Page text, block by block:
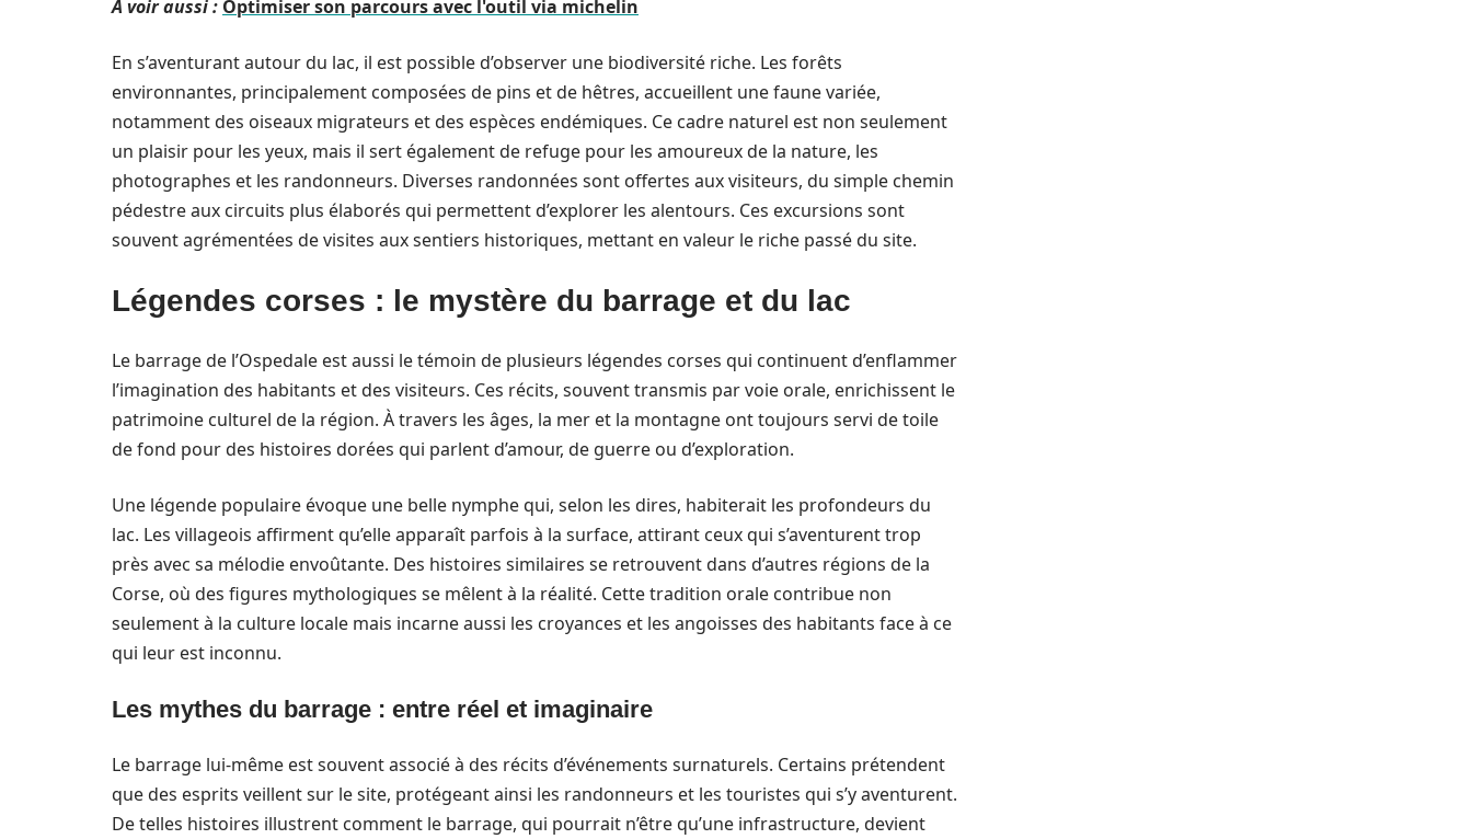
A voir aussi : Optimiser son parcours avec l'outil via michelin
En s’aventurant autour du lac, il est possible d’observer une biodiversité riche. Les forêts
environnantes, principalement composées de pins et de hêtres, accueillent une faune variée,
notamment des oiseaux migrateurs et des espèces endémiques. Ce cadre naturel est non seulement
un plaisir pour les yeux, mais il sert également de refuge pour les amoureux de la nature, les
photographes et les randonneurs. Diverses randonnées sont offertes aux visiteurs, du simple chemin
pédestre aux circuits plus élaborés qui permettent d’explorer les alentours. Ces excursions sont
souvent agrémentées de visites aux sentiers historiques, mettant en valeur le riche passé du site.
Légendes corses : le mystère du barrage et du lac
Le barrage de l’Ospedale est aussi le témoin de plusieurs légendes corses qui continuent d’enflammer
l’imagination des habitants et des visiteurs. Ces récits, souvent transmis par voie orale, enrichissent le
patrimoine culturel de la région. À travers les âges, la mer et la montagne ont toujours servi de toile
de fond pour des histoires dorées qui parlent d’amour, de guerre ou d’exploration.
Une légende populaire évoque une belle nymphe qui, selon les dires, habiterait les profondeurs du
lac. Les villageois affirment qu’elle apparaît parfois à la surface, attirant ceux qui s’aventurent trop
près avec sa mélodie envoûtante. Des histoires similaires se retrouvent dans d’autres régions de la
Corse, où des figures mythologiques se mêlent à la réalité. Cette tradition orale contribue non
seulement à la culture locale mais incarne aussi les croyances et les angoisses des habitants face à ce
qui leur est inconnu.
Les mythes du barrage : entre réel et imaginaire
Le barrage lui-même est souvent associé à des récits d’événements surnaturels. Certains prétendent
que des esprits veillent sur le site, protégeant ainsi les randonneurs et les touristes qui s’y aventurent.
De telles histoires illustrent comment le barrage, qui pourrait n’être qu’une infrastructure, devient